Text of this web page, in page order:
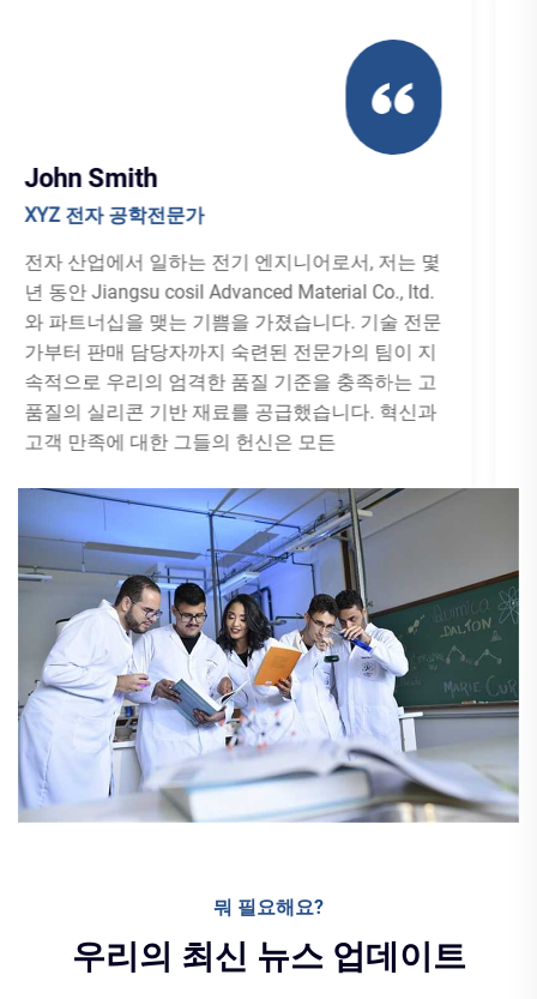
사라 리
ABC 자동차의 프로젝트 관리자
저는 자동차 엔지니어링 프로젝트에서 Jiangsu
cosil Advanced Material Co., ltd.가 보여준 전문성
과 전문성 수준에 깊은 인상을 받았습니다. 우리의
고유 한 요구 사항에 대한 이해와 맞춤형 실리콘
솔루션을 제공하는 능력은 귀중했습니다. 그들의
제품은 우리의 성능 기준을 충족시킬뿐만 아니라
지속가능성 목표에 부합합니다. 국가 미세 화학
뭐 필요해요?
우리의 최신 뉴스 업데이트